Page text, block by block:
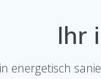
Ihr
energetisch